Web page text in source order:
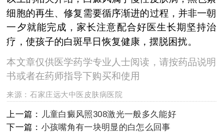
细胞的再生、修复需要循序渐进的过程，并非一朝
一夕就能完成，家长注意配合好医生长期坚持治
疗，使孩子的白斑早日恢复健康，摆脱困扰。
本文章仅供医学药学专业人士阅读，请按药品说明
书或者在药师指导下购买和使用
来源：石家庄远大中医皮肤病医院
上一篇：
儿童白癜风照308激光一般多久能好
下一篇： 小孩嘴角有一块明显的白怎么回事